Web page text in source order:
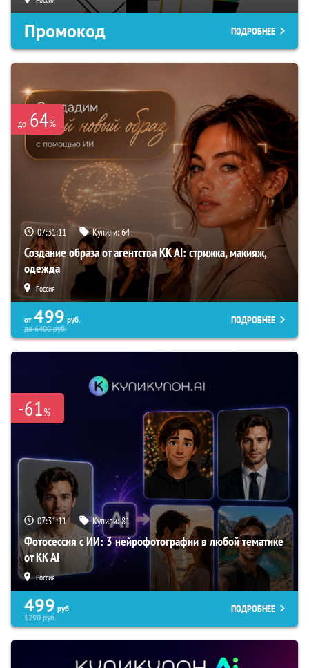
Промокод ПОДРОБНЕЕ
до 64%
07:31:10 Купили:64
Создание образа от агентства KK AI: стрижка, макияж,
одежда
Россия
от 499 руб.
до6400руб.
ПОДРОБНЕЕ
-61%
07:31:10 Купили:81
Фотосессия с ИИ: 3 нейрофотографии в любой тематике
от KK AI
Россия
499 руб.
1290руб.
ПОДРОБНЕЕ